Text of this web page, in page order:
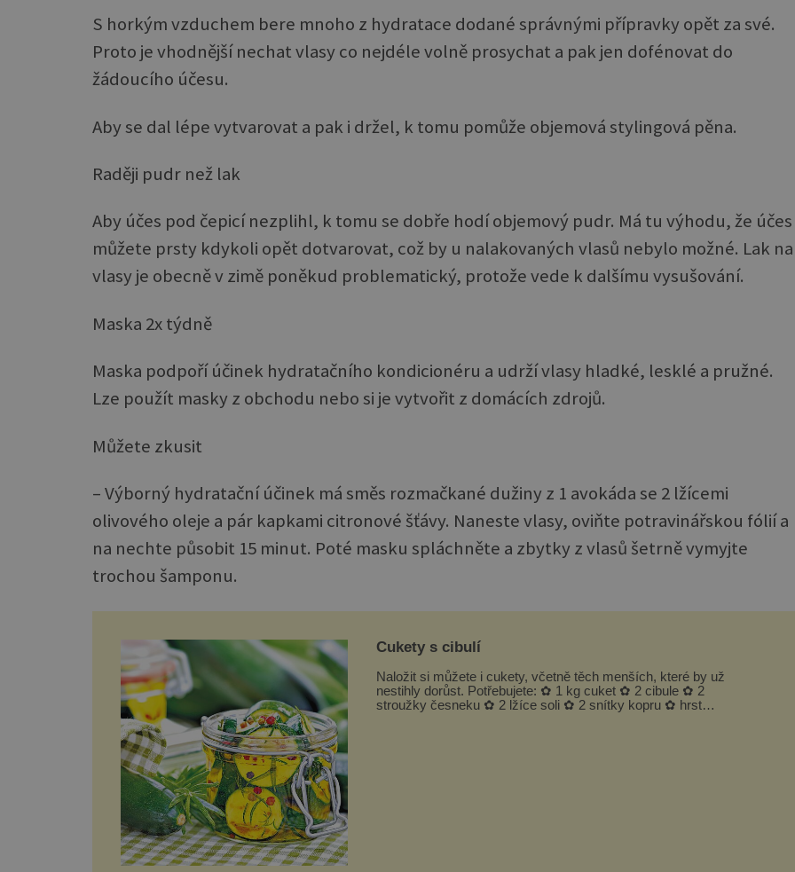
S horkým vzduchem bere mnoho z hydratace dodané správnými přípravky opět za své.
Proto je vhodnější nechat vlasy co nejdéle volně prosychat a pak jen dofénovat do
žádoucího účesu.
Aby se dal lépe vytvarovat a pak i držel, k tomu pomůže objemová stylingová pěna.
Raději pudr než lak
Aby účes pod čepicí nezplihl, k tomu se dobře hodí objemový pudr. Má tu výhodu, že účes
můžete prsty kdykoli opět dotvarovat, což by u nalakovaných vlasů nebylo možné. Lak na
vlasy je obecně v zimě poněkud problematický, protože vede k dalšímu vysušování.
Maska 2x týdně
Maska podpoří účinek hydratačního kondicionéru a udrží vlasy hladké, lesklé a pružné.
Lze použít masky z obchodu nebo si je vytvořit z domácích zdrojů.
Můžete zkusit
– Výborný hydratační účinek má směs rozmačkané dužiny z 1 avokáda se 2 lžícemi
olivového oleje a pár kapkami citronové šťávy. Naneste vlasy, oviňte potravinářskou fólií a
na nechte působit 15 minut. Poté masku spláchněte a zbytky z vlasů šetrně vymyjte
trochou šamponu.
Cukety s cibulí
Naložit si můžete i cukety, včetně těch menších, které by už
nestihly dorůst. Potřebujete: ✿ 1 kg cuket ✿ 2 cibule ✿ 2
stroužky česneku ✿ 2 lžíce soli ✿ 2 snítky kopru ✿ hrst